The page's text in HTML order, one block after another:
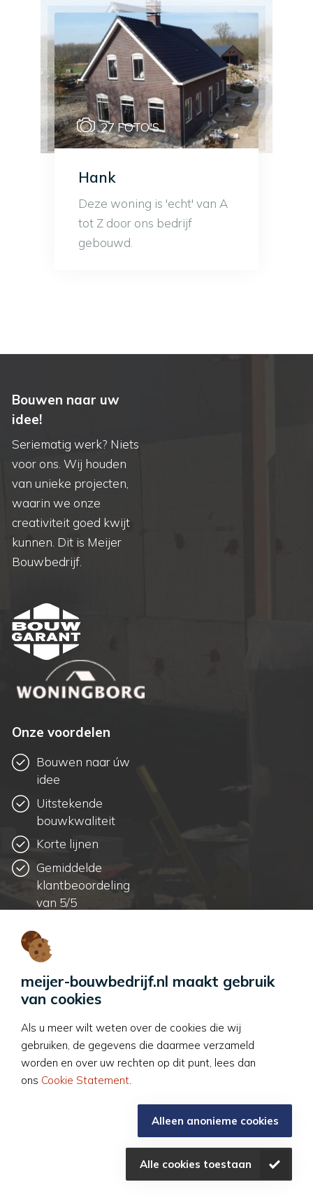
meijer-bouwbedrijf.nl maakt gebruik
van cookies
Als u meer wilt weten over de cookies die wij
gebruiken, de gegevens die daarmee verzameld
worden en over uw rechten op dit punt, lees dan
ons Cookie Statement
Alleen anonieme cookies
Alle cookies toestaan
27 FOTO'S
Hank
Deze woning is 'echt' van A
tot Z door ons bedrijf
gebouwd.
Bouwen naar uw
idee!
Seriematig werk? Niets
voor ons. Wij houden
van unieke projecten,
waarin we onze
creativiteit goed kwijt
kunnen. Dit is Meijer
Bouwbedrijf.
Onze voordelen
Bouwen naar úw
idee
Uitstekende
bouwkwaliteit
Korte lijnen
Gemiddelde
klantbeoordeling
van 5/5
Contactgegevens
T:0184 711 218
E:kantoor@meijer-
Lijsterweg 25-D
3362 BB Sliedrecht
© Meijer Bouwbedrijf 2026. Alle rechten
Cookies Privacybeleid